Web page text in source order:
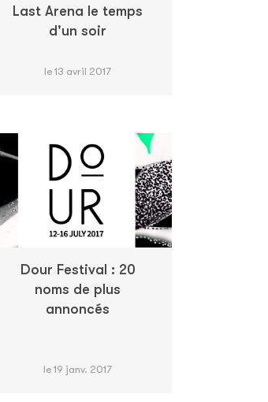
Last Arena le temps
d'un soir
le 13 avril 2017
Dour Festival : 20
noms de plus
annoncés
le 19 janv. 2017